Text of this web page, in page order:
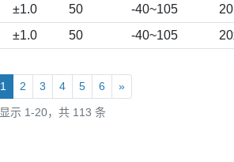
±1.0 50 -40~105
±1.0 50 -40~105
1 2 3 4 5 6 »
显示 1-20，共 113 条